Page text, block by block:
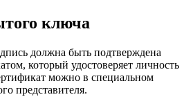
ключа
должна быть подтверждена
который удостоверяет личность
можно в специальном
представителя.